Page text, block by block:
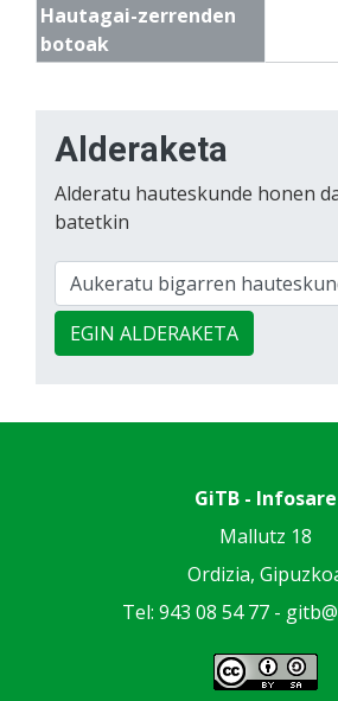
Hautagai-zerrenden
botoak
Alderaketa
Alderatu hauteskunde honen
batetkin
EGIN ALDERAKETA
GiTB - Infosare
Mallutz 18
Ordizia,
Tel: 943 08 54 77 -